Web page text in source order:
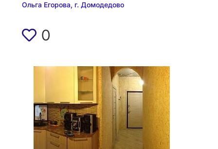
Ольга Егорова, г. Домодедово
0